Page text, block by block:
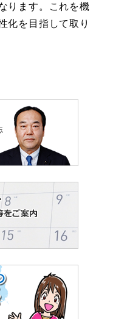
ります。これを機
化を目指して取り